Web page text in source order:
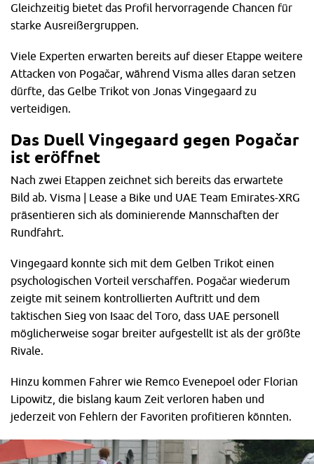
Gleichzeitig bietet das Profil hervorragende Chancen für
starke Ausreißergruppen.
Viele Experten erwarten bereits auf dieser Etappe weitere
Attacken von Pogačar, während Visma alles daran setzen
dürfte, das Gelbe Trikot von Jonas Vingegaard zu
verteidigen.
Das Duell Vingegaard gegen Pogačar
ist eröffnet
Nach zwei Etappen zeichnet sich bereits das erwartete
Bild ab. Visma | Lease a Bike und UAE Team Emirates-XRG
präsentieren sich als dominierende Mannschaften der
Rundfahrt.
Vingegaard konnte sich mit dem Gelben Trikot einen
psychologischen Vorteil verschaffen. Pogačar wiederum
zeigte mit seinem kontrollierten Auftritt und dem
taktischen Sieg von Isaac del Toro, dass UAE personell
möglicherweise sogar breiter aufgestellt ist als der größte
Rivale.
Hinzu kommen Fahrer wie Remco Evenepoel oder Florian
Lipowitz, die bislang kaum Zeit verloren haben und
jederzeit von Fehlern der Favoriten profitieren könnten.